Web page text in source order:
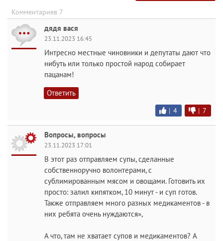
Комментариев 7
дядя вася
23.11.2023 16:45
Интресно местные чиновники и депутаты дают что
нибуть или только простой народ собирает
пацанам!
Ответить
| 4 | 7
Вопросы, вопросы
23.11.2023 17:01
В этот раз отправляем супы, сделанные
собственноручно волонтерами, с
сублимированным мясом и овощами. Готовить их
просто: залил кипятком, 10 минут - и суп готов.
Также отправляем много разных медикаментов - в
них ребята очень нуждаются»,
А что, там не хватает супов и медикаментов? А